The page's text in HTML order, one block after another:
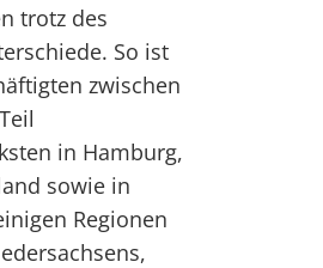
trotz des
So ist
zwischen
in Hamburg,
sowie in
Regionen